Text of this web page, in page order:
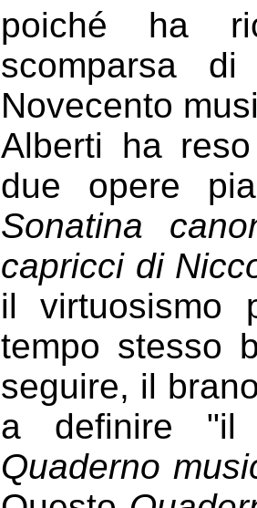
poiché ha
scomparsa
Novecento
Alberti ha
due opere
Sonatina
capricci di
il virtuosismo
tempo stesso
seguire, il
a definire "il
Quaderno